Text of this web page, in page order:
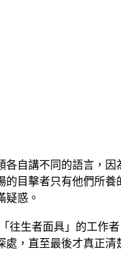
自講不同的語言，因
目擊者只有他們所
疑惑。
生者面具」的工作者
，直至最後才真正清